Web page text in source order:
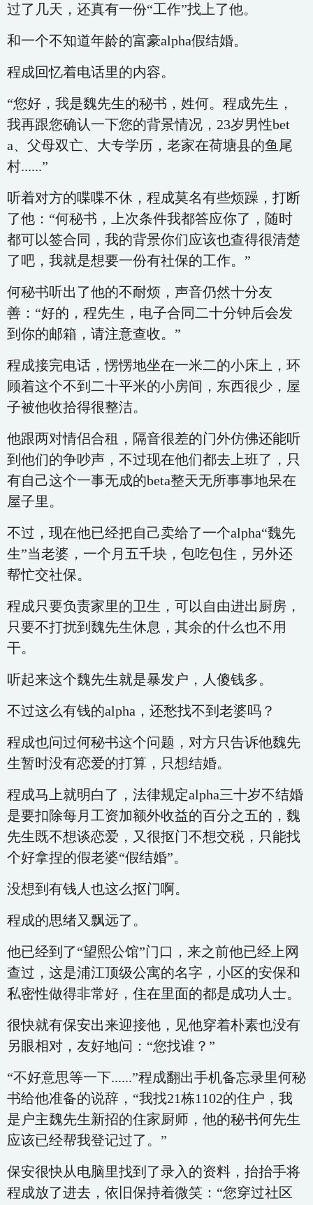
过了几天，还真有一份“工作”找上了他。
和一个不知道年龄的富豪alpha假结婚。
程成回忆着电话里的内容。
“您好，我是魏先生的秘书，姓何。程成先生，
我再跟您确认一下您的背景情况，23岁男性bet
a、父母双亡、大专学历，老家在荷塘县的鱼尾
村......”
听着对方的喋喋不休，程成莫名有些烦躁，打断
了他：“何秘书，上次条件我都答应你了，随时
都可以签合同，我的背景你们应该也查得很清楚
了吧，我就是想要一份有社保的工作。”
何秘书听出了他的不耐烦，声音仍然十分友
善：“好的，程先生，电子合同二十分钟后会发
到你的邮箱，请注意查收。”
程成接完电话，愣愣地坐在一米二的小床上，环
顾着这个不到二十平米的小房间，东西很少，屋
子被他收拾得很整洁。
他跟两对情侣合租，隔音很差的门外仿佛还能听
到他们的争吵声，不过现在他们都去上班了，只
有自己这个一事无成的beta整天无所事事地呆在
屋子里。
不过，现在他已经把自己卖给了一个alpha“魏先
生”当老婆，一个月五千块，包吃包住，另外还
帮忙交社保。
程成只要负责家里的卫生，可以自由进出厨房，
只要不打扰到魏先生休息，其余的什么也不用
干。
听起来这个魏先生就是暴发户，人傻钱多。
不过这么有钱的alpha，还愁找不到老婆吗？
程成也问过何秘书这个问题，对方只告诉他魏先
生暂时没有恋爱的打算，只想结婚。
程成马上就明白了，法律规定alpha三十岁不结婚
是要扣除每月工资加额外收益的百分之五的，魏
先生既不想谈恋爱，又很抠门不想交税，只能找
个好拿捏的假老婆“假结婚”。
没想到有钱人也这么抠门啊。
程成的思绪又飘远了。
他已经到了“望熙公馆”门口，来之前他已经上网
查过，这是浦江顶级公寓的名字，小区的安保和
私密性做得非常好，住在里面的都是成功人士。
很快就有保安出来迎接他，见他穿着朴素也没有
另眼相对，友好地问：“您找谁？”
“不好意思等一下......”程成翻出手机备忘录里何秘
书给他准备的说辞，“我找21栋1102的住户，我
是户主魏先生新招的住家厨师，他的秘书何先生
应该已经帮我登记过了。”
保安很快从电脑里找到了录入的资料，抬抬手将
程成放了进去，依旧保持着微笑：“您穿过社区